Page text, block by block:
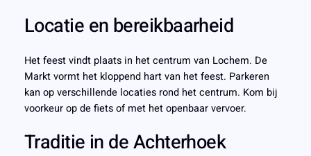
Locatie en bereikbaarheid
Het feest vindt plaats in het centrum van Lochem. De
Markt vormt het kloppend hart van het feest. Parkeren
kan op verschillende locaties rond het centrum. Kom bij
voorkeur op de fiets of met het openbaar vervoer.
Traditie in de Achterhoek